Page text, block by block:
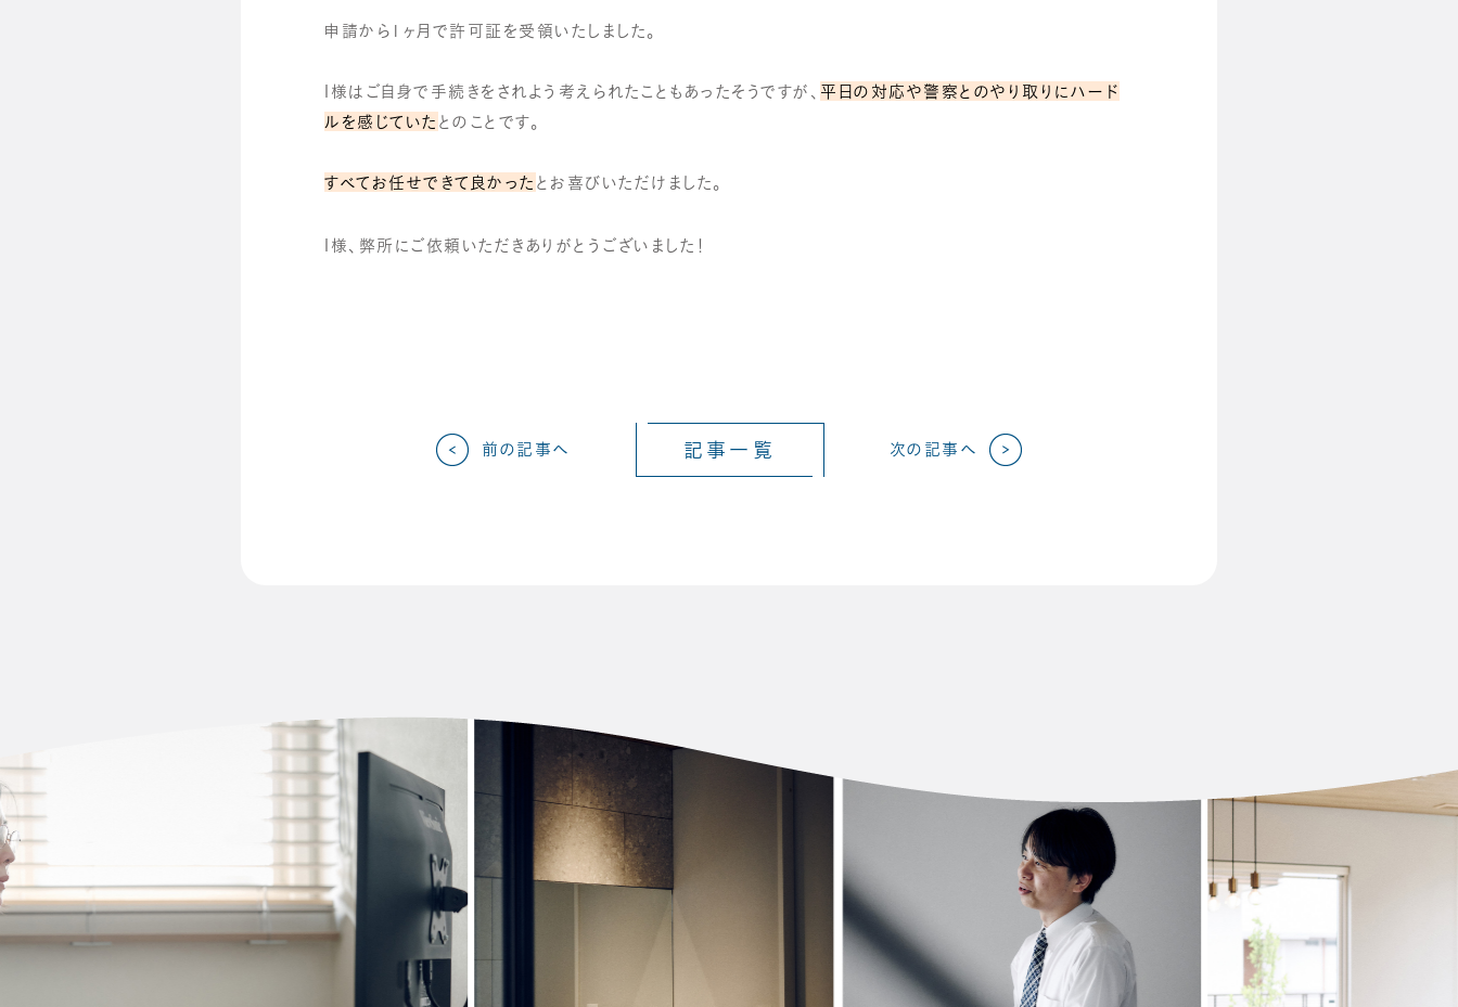
申請から1ヶ月で許可証を受領いたしました。
I様はご自身で手続きをされよう考えられたこともあったそうですが、 平日の対応や警察とのやり取りにハード
ルを感じていた とのことです。
すべてお任せできて良かった とお喜びいただけました。
I様、弊所にご依頼いただきありがとうございました！
前の記事へ 記事一覧 次の記事へ